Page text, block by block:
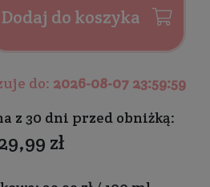
Dodaj do koszyka
do: 2026-08-07 23:59:59
z 30 dni przed obniżką:
zł